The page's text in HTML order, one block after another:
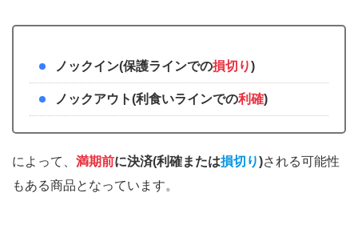
ノックイン(保護ラインでの損切り)
ノックアウト(利食いラインでの利確)
によって、 満期前に決済(利確または損切り)される可能性
もある商品となっています。